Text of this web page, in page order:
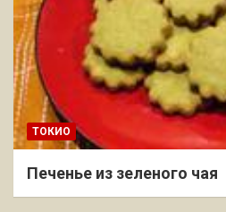
ТОКИО
Печенье из зеленого чая